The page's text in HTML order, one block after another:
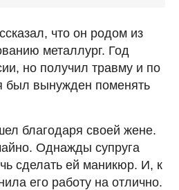
что он родом из
металлург. Год
но получил травму и по
был вынужден поменять
благодаря своей жене.
Однажды супруга
сделать ей маникюр. И, к
его работу на отлично.